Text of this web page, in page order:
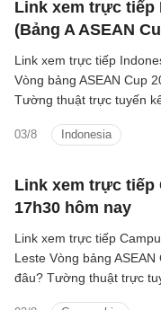
Link xem trực tiếp
(Bảng A ASEAN
03/8 Indonesia
Link xem trực tiếp
Vòng bảng ASEAN Cup
Tường thuật trực tuyến
sóng nào?
Link xem trực tiếp
17h30 hôm nay
Link xem trực tiếp
Leste Vòng bảng
đâu? Tường thuật trực